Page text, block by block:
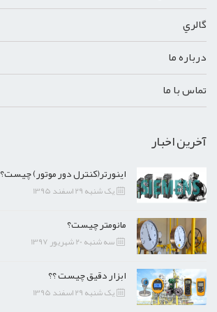
گالري
درباره ما
تماس با ما
آخرین اخبار
اینورتر(کنترل دور موتور) چیست؟
یک شنبه 29 اسفند 1395
مانومتر چیست؟
سه شنبه 20 شهریور 1397
ابزار دقیق چیست ؟؟
یک شنبه 29 اسفند 1395